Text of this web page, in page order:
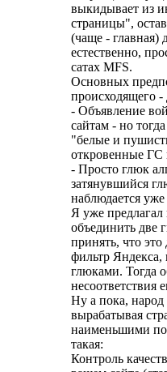
выкидывает из
страницы",
(чаще - главная)
естественно,
сатах MFS.
Основных
происходящего -
- Объявление
сайтам - но
"белые и
откровенные ГС
- Просто глюк
затянувшийся
наблюдается
Я уже
объединить две
принять, что
фильтр Яндекса,
глюками. Тогда
несоответствия
Ну а пока,
вырабатывая
наименьшими
такая:
Контроль